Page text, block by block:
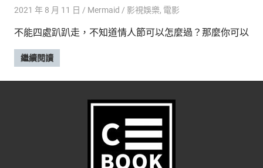
度
尚
流、
活
遊、
2021 年 8 月 11 日 Mermaid 影視娛樂, 電影
不能四處趴趴走，不知道情人節可以怎麼過？那麼你可以
繼續閱讀